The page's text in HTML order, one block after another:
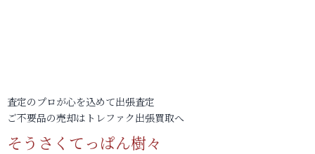
査定のプロが心を込めて出張査定
ご不要品の売却はトレファク出張買取へ
そうさくてっぱん樹々